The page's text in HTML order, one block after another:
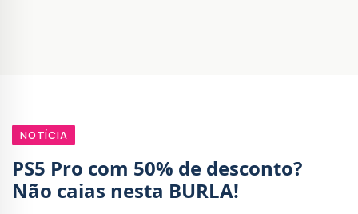
NOTÍCIA
PS5 Pro com 50% de desconto?
Não caias nesta BURLA!